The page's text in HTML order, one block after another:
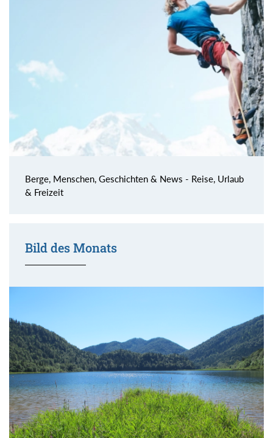
Berge, Menschen, Geschichten & News - Reise, Urlaub
& Freizeit
Bild des Monats